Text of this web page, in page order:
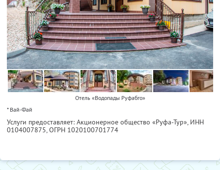
Отель «Водопады Руфабго»
* Вай-Фай
Услуги предоставляет: Акционерное общество «Руфа-Тур», ИНН
0104007875, ОГРН 1020100701774